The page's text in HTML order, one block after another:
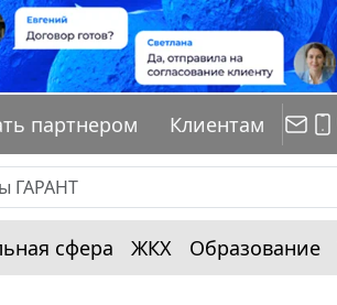
партнером Клиентам
сфера ЖКХ Образование